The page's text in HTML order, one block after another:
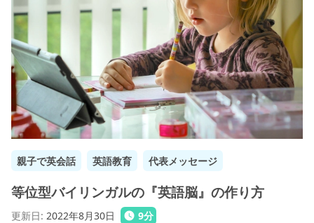
親子で英会話 英語教育 代表メッセージ
等位型バイリンガルの『英語脳』の作り方
更新日: 2022年8月30日 9分